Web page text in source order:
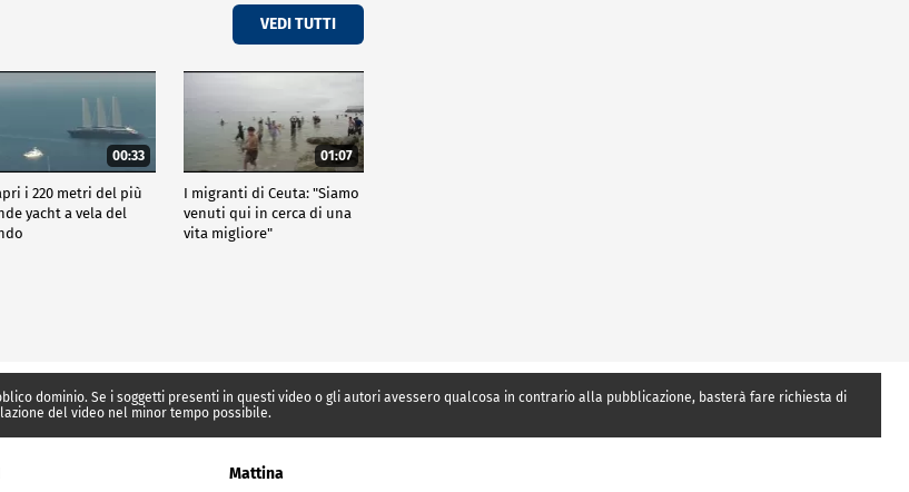
VEDI TUTTI
00:33
i 220 metri del più
yacht a vela del
01:07
I migranti di Ceuta: "Siamo
venuti qui in cerca di una
vita migliore"
dominio. Se i soggetti presenti in questi video o gli autori avessero qualcosa in contrario alla pubblicazione, basterà fare richiesta di
del video nel minor tempo possibile.
Mattina